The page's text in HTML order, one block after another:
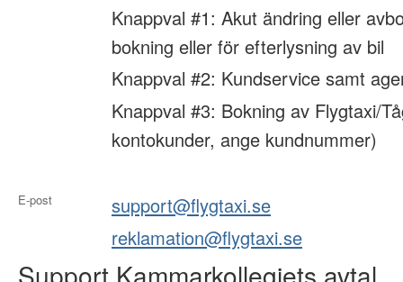
Knappval #1: Akut ändring eller
bokning eller för efterlysning av bil
Knappval #2: Kundservice samt
Knappval #3: Bokning av Flygtaxi/
kontokunder, ange kundnummer)
E-post
support@flygtaxi.se
reklamation@flygtaxi.se